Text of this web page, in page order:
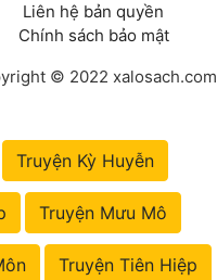
Liên hệ bản quyền
Chính sách bảo mật
© 2022 xalosach.com
Truyện Kỳ Huyễn
Truyện Mưu Mô
Truyện Tiên Hiệp